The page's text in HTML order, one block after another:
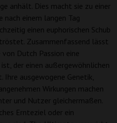
anhält. Dies macht sie zu einer
nach einem langen Tag
einen euphorischen Schub
Zusammenfassend lässt
Dutch Passion eine
der einen außergewöhnlichen
Ihre ausgewogene Genetik,
Wirkungen machen
und Nutzer gleichermaßen.
Ernteziel oder ein